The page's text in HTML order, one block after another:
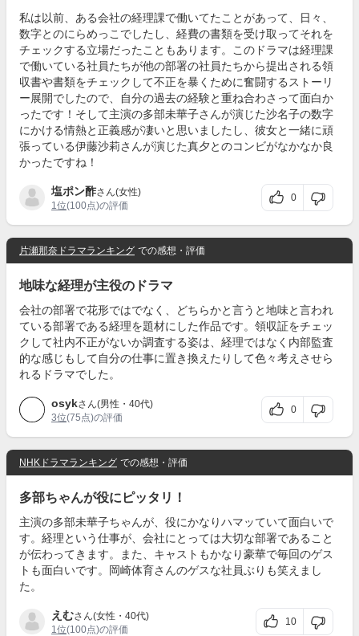
私は以前、ある会社の経理課で働いてたことがあって、日々、
数字とのにらめっこでしたし、経費の書類を受け取ってそれを
チェックする立場だったこともあります。このドラマは経理課
で働いている社員たちが他の部署の社員たちから提出される領
収書や書類をチェックして不正を暴くために奮闘するストーリ
ー展開でしたので、自分の過去の経験と重ね合わさって面白か
ったです！そして主演の多部未華子さんが演じた沙名子の数字
にかける情熱と正義感が凄いと思いましたし、彼女と一緒に頑
張っている伊藤沙莉さんが演じた真夕とのコンビがなかなか良
かったですね！
塩ポン酢さん(女性)
1位(100点)の評価
0
片瀬那奈ドラマランキング での感想・評価
地味な経理が主役のドラマ
会社の部署で花形ではでなく、どちらかと言うと地味と言われ
ている部署である経理を題材にした作品です。領収証をチェッ
クして社内不正がないか調査する姿は、経理ではなく内部監査
的な感じもして自分の仕事に置き換えたりして色々考えさせら
れるドラマでした。
osykさん(男性・40代)
3位(75点)の評価
0
NHKドラマランキング での感想・評価
多部ちゃんが役にピッタリ！
主演の多部未華子ちゃんが、役にかなりハマッていて面白いで
す。経理という仕事が、会社にとっては大切な部署であること
が伝わってきます。また、キャストもかなり豪華で毎回のゲス
トも面白いです。岡崎体育さんのゲスな社員ぶりも笑えまし
た。
えむさん(女性・40代)
1位(100点)の評価
10